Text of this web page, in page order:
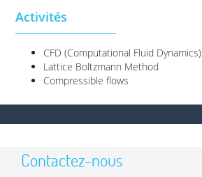
Activités
CFD (Computational Fluid Dynamics)
Lattice Boltzmann Method
Compressible flows
Contactez-nous